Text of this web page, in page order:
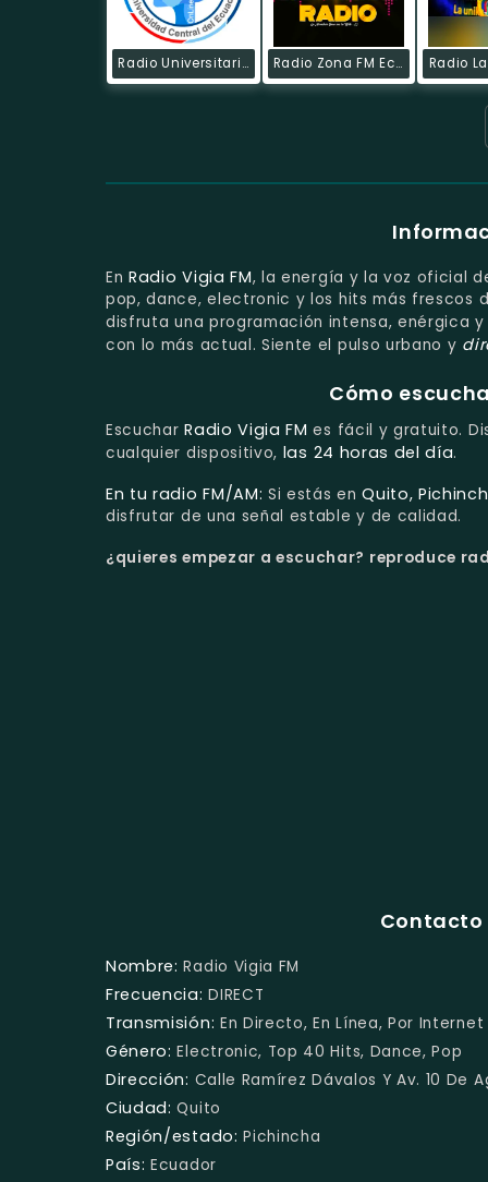
Radio Universitaria Radio Zona FM Ecuador Online Radio
EnRadio Vigia FM, la energía y la voz oficial
pop, dance, electronic y los hits más frescos
disfruta una programación intensa, enérgica
con lo más actual. Siente el pulso urbano y
Cómo
EscucharRadio Vigia FM es fácil y gratuito.
cualquier dispositivo, las 24 horas del día.
En tu radio FM/AM: Si estás enQuito,
disfrutar de una señal estable y de calidad.
¿quieres empezar a escuchar? reproduce
Contacto
Nombre: Radio Vigia FM
Frecuencia: DIRECT
Transmisión: En Directo, En Línea, Por Internet
Género: Electronic, Top 40 Hits, Dance, Pop
Dirección: Calle Ramírez Dávalos Y Av. 10 De
Ciudad: Quito
Región/estado: Pichincha
País: Ecuador